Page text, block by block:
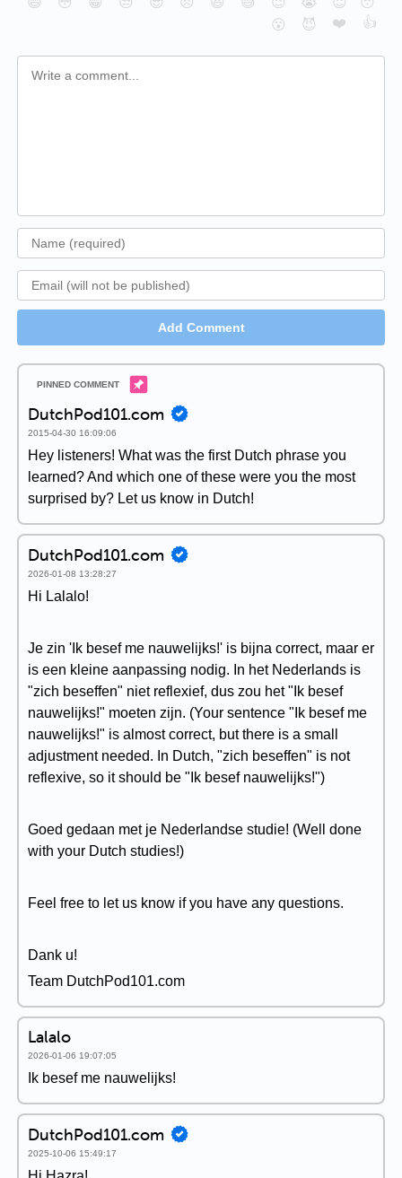
😮
😈 ❤️ 👍
Add Comment
DutchPod101.com
2015-04-30 16:09:06
Hey listeners! What was the first Dutch phrase you
learned? And which one of these were you the most
surprised by? Let us know in Dutch!
DutchPod101.com
2026-01-08 13:28:27
Hi Lalalo!
Je zin 'Ik besef me nauwelijks!' is bijna correct, maar er
is een kleine aanpassing nodig. In het Nederlands is
"zich beseffen" niet reflexief, dus zou het "Ik besef
nauwelijks!" moeten zijn. (Your sentence "Ik besef me
nauwelijks!" is almost correct, but there is a small
adjustment needed. In Dutch, "zich beseffen" is not
reflexive, so it should be "Ik besef nauwelijks!")
Goed gedaan met je Nederlandse studie! (Well done
with your Dutch studies!)
Feel free to let us know if you have any questions.
Dank u!
Team DutchPod101.com
Lalalo
2026-01-06 19:07:05
Ik besef me nauwelijks!
DutchPod101.com
2025-10-06 15:49:17